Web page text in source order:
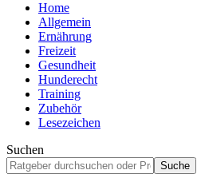
Home
Allgemein
Ernährung
Freizeit
Gesundheit
Hunderecht
Training
Zubehör
Lesezeichen
Suchen